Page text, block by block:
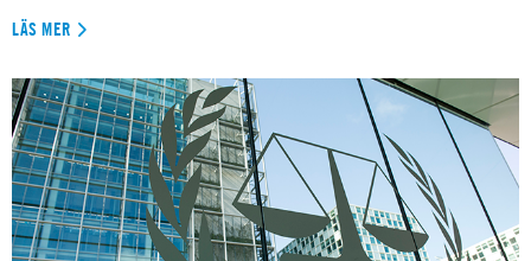
LÄS MER